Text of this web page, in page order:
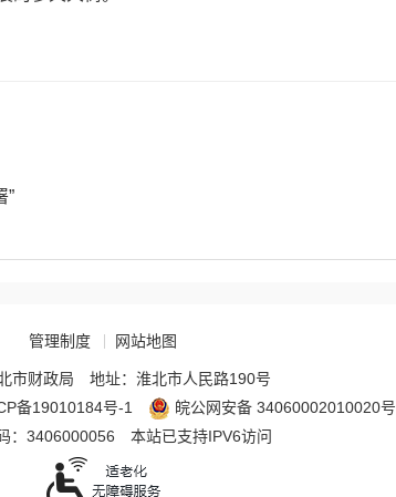
”
管理制度 网站地图
市财政局
地址：淮北市人民路190号
备19010184号-1
皖公网安备 34060002010020号
：3406000056
本站已支持IPV6访问